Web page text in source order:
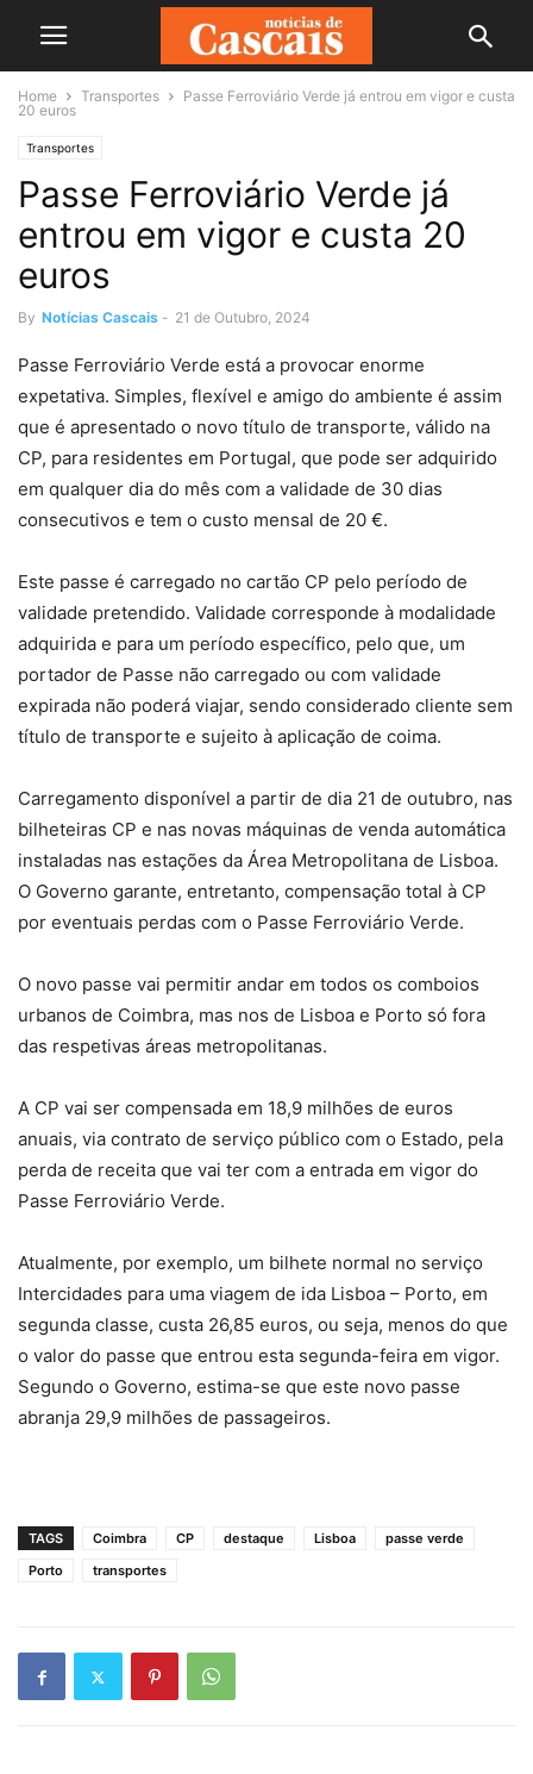
Home Transportes
Passe Ferroviário Verde já entrou em vigor e custa
20 euros
Transportes
Passe Ferroviário Verde já
entrou em vigor e custa 20
euros
By Notícias Cascais - 21 de Outubro, 2024
Passe Ferroviário Verde está a provocar enorme
expetativa. Simples, flexível e amigo do ambiente é assim
que é apresentado o novo título de transporte, válido na
CP, para residentes em Portugal, que pode ser adquirido
em qualquer dia do mês com a validade de 30 dias
consecutivos e tem o custo mensal de 20 €.
Este passe é carregado no cartão CP pelo período de
validade pretendido. Validade corresponde à modalidade
adquirida e para um período específico, pelo que, um
portador de Passe não carregado ou com validade
expirada não poderá viajar, sendo considerado cliente sem
título de transporte e sujeito à aplicação de coima.
Carregamento disponível a partir de dia 21 de outubro, nas
bilheteiras CP e nas novas máquinas de venda automática
instaladas nas estações da Área Metropolitana de Lisboa.
O Governo garante, entretanto, compensação total à CP
por eventuais perdas com o Passe Ferroviário Verde.
O novo passe vai permitir andar em todos os comboios
urbanos de Coimbra, mas nos de Lisboa e Porto só fora
das respetivas áreas metropolitanas.
A CP vai ser compensada em 18,9 milhões de euros
anuais, via contrato de serviço público com o Estado, pela
perda de receita que vai ter com a entrada em vigor do
Passe Ferroviário Verde.
Atualmente, por exemplo, um bilhete normal no serviço
Intercidades para uma viagem de ida Lisboa – Porto, em
segunda classe, custa 26,85 euros, ou seja, menos do que
o valor do passe que entrou esta segunda-feira em vigor.
Segundo o Governo, estima-se que este novo passe
abranja 29,9 milhões de passageiros.
TAGS Coimbra CP destaque Lisboa
passe verde
Porto
transportes